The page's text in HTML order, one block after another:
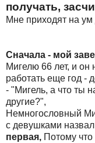
получать,
Мне приходят на ум
Сначала - мой
Мигелю 66 лет, и он
работать еще год -
- "Мигель, а что ты
другие?",
Немногословный
с девушками
первая, Потому что